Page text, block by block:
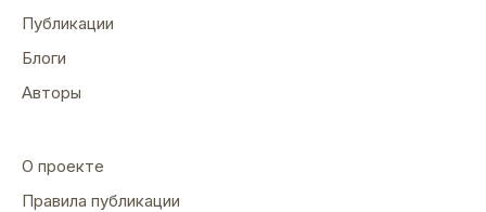
Публикации
Блоги
Авторы
О проекте
Правила публикации